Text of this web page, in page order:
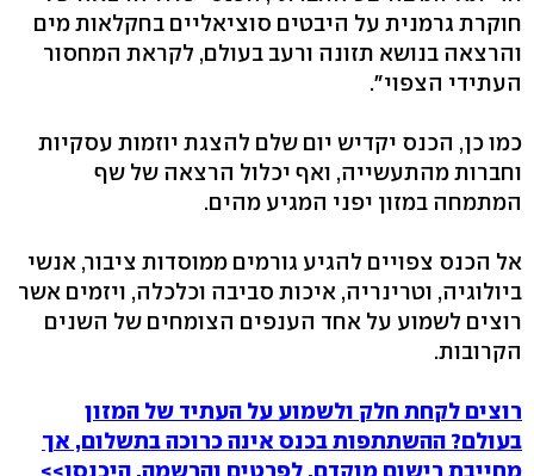
חוקרת גרמנית על היבטים סוציאליים בחקלאות מים
והרצאה בנושא תזונה ורעב בעולם, לקראת המחסור
העתידי הצפוי".
כמו כן, הכנס יקדיש יום שלם להצגת יוזמות עסקיות
וחברות מהתעשייה, ואף יכלול הרצאה של שף
המתמחה במזון יפני המגיע מהים.
אל הכנס צפויים להגיע גורמים ממוסדות ציבור, אנשי
ביולוגיה, וטרינריה, איכות סביבה וכלכלה, ויזמים אשר
רוצים לשמוע על אחד הענפים הצומחים של השנים
הקרובות.
רוצים לקחת חלק ולשמוע על העתיד של המזון
בעולם? ההשתתפות בכנס אינה כרוכה בתשלום, אך
מחייבת רישום מוקדם. לפרטים והרשמה, היכנסו>>